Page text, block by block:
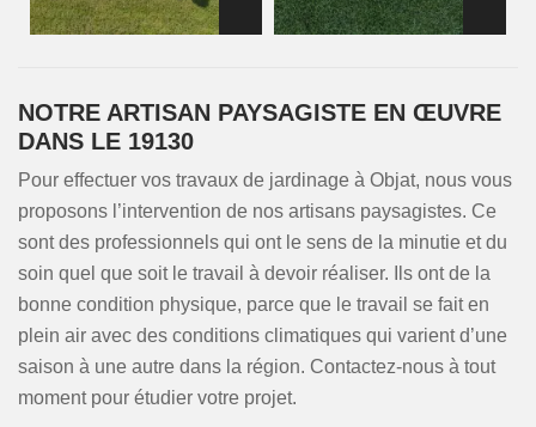
NOTRE ARTISAN PAYSAGISTE EN ŒUVRE
DANS LE 19130
Pour effectuer vos travaux de jardinage à Objat, nous vous
proposons l’intervention de nos artisans paysagistes. Ce
sont des professionnels qui ont le sens de la minutie et du
soin quel que soit le travail à devoir réaliser. Ils ont de la
bonne condition physique, parce que le travail se fait en
plein air avec des conditions climatiques qui varient d’une
saison à une autre dans la région. Contactez-nous à tout
moment pour étudier votre projet.